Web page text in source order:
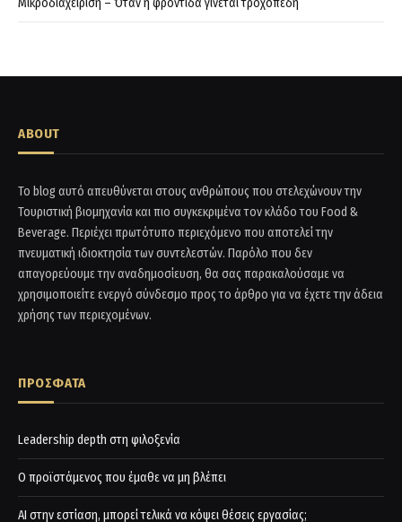
Μικροδιαχείριση – Όταν η φροντίδα γίνεται τροχοπέδη
ABOUT
Το blog αυτό απευθύνεται στους ανθρώπους που στελεχώνουν την
Τουριστική βιομηχανία και πιο συγκεκριμένα τον κλάδο του Food &
Beverage. Περιέχει πρωτότυπο περιεχόμενο που αποτελεί την
πνευματική ιδιοκτησία των συντελεστών. Παρόλο που δεν
απαγορεύουμε την αναδημοσίευση, θα σας παρακαλούσαμε να
χρησιμοποιείτε ενεργό σύνδεσμο προς το άρθρο για να έχετε την άδεια
χρήσης των περιεχομένων.
ΠΡΟΣΦΑΤΑ
Leadership depth στη φιλοξενία
Ο προϊστάμενος που έμαθε να μη βλέπει
AI στην εστίαση, μπορεί τελικά να κόψει θέσεις εργασίας;